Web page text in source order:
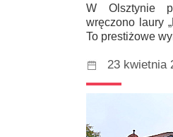
W Olsztynie
wręczono laury
To prestiżowe
23 kwietnia